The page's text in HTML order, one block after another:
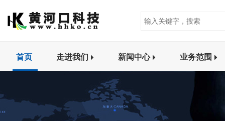
首页 走进我们 新闻中心 业务范围